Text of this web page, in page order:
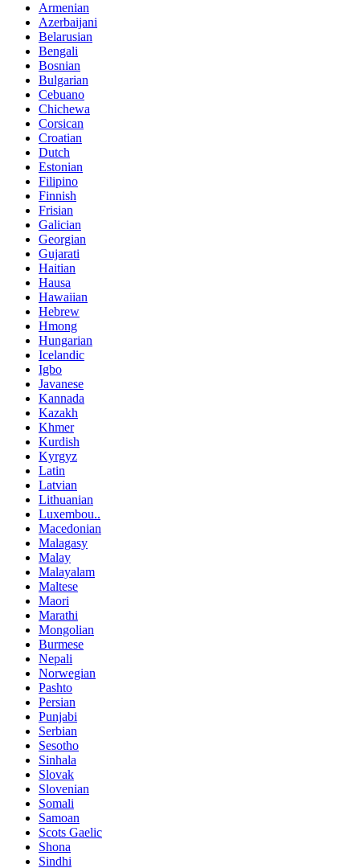
Armenian
Azerbaijani
Belarusian
Bengali
Bosnian
Bulgarian
Cebuano
Chichewa
Corsican
Croatian
Dutch
Estonian
Filipino
Finnish
Frisian
Galician
Georgian
Gujarati
Haitian
Hausa
Hawaiian
Hebrew
Hmong
Hungarian
Icelandic
Igbo
Javanese
Kannada
Kazakh
Khmer
Kurdish
Kyrgyz
Latin
Latvian
Lithuanian
Luxembou..
Macedonian
Malagasy
Malay
Malayalam
Maltese
Maori
Marathi
Mongolian
Burmese
Nepali
Norwegian
Pashto
Persian
Punjabi
Serbian
Sesotho
Sinhala
Slovak
Slovenian
Somali
Samoan
Scots Gaelic
Shona
Sindhi